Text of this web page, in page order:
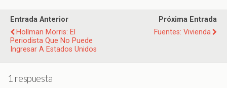
Entrada Anterior
Hollman Morris: El
Periodista Que No Puede
Ingresar A Estados Unidos
Próxima Entrada
Fuentes: Vivienda
1 respuesta